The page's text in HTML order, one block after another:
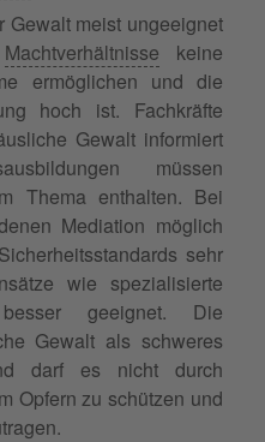
Gewalt meist ungeeignet
Machtverhältnisse keine
ermöglichen und die
hoch ist. Fachkräfte
Gewalt informiert
müssen
Thema enthalten. Bei
Mediation möglich
sehr
wie spezialisierte
geeignet. Die
Gewalt als schweres
darf es nicht durch
Opfern zu schützen und